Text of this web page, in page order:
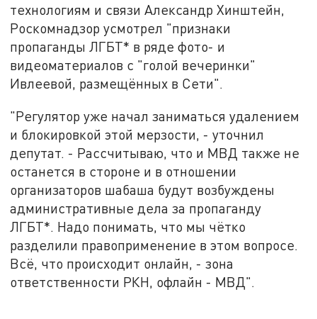
технологиям и связи Александр Хинштейн,
Роскомнадзор усмотрел "признаки
пропаганды ЛГБТ* в ряде фото- и
видеоматериалов с "голой вечеринки"
Ивлеевой, размещённых в Сети".
"Регулятор уже начал заниматься удалением
и блокировкой этой мерзости, - уточнил
депутат. - Рассчитываю, что и МВД также не
останется в стороне и в отношении
организаторов шабаша будут возбуждены
административные дела за пропаганду
ЛГБТ*. Надо понимать, что мы чётко
разделили правоприменение в этом вопросе.
Всё, что происходит онлайн, - зона
ответственности РКН, офлайн - МВД".